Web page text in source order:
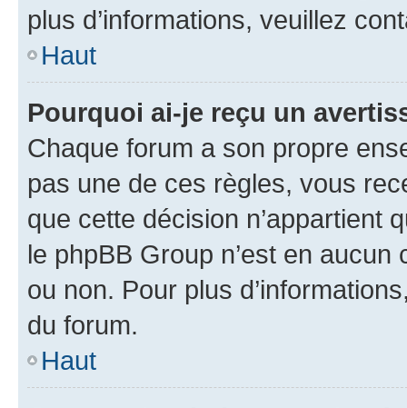
plus d’informations, veuillez
Haut
Pourquoi ai-je reçu un
Chaque forum a son propre
pas une de ces règles, vous
que cette décision n’appartient
le phpBB Group n’est en
ou non. Pour plus
du forum.
Haut